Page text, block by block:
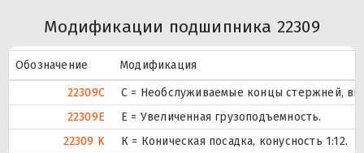
Модификации подшипника 22309
Обозначение
Модификация
22309C
С = Необслуживаемые концы стержней,
22309E
Е = Увеличенная грузоподъемность.
22309 K
К = Коническая посадка, конусность 1:12.